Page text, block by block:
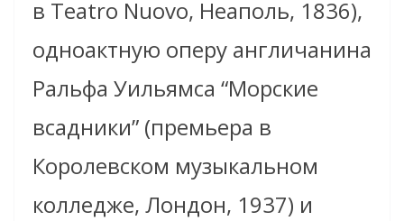
в Teatro Nuovo, Неаполь, 1836),
одноактную оперу англичанина
Ральфа Уильямса “Морские
всадники” (премьера в
Королевском музыкальном
колледже, Лондон, 1937) и